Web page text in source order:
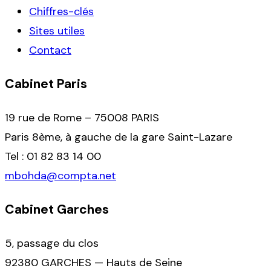
Chiffres-clés
Sites utiles
Contact
Cabinet Paris
19 rue de Rome – 75008 PARIS
Paris 8ème, à gauche de la gare Saint-Lazare
Tel : 01 82 83 14 00
mbohda@compta.net
Cabinet Garches
5, passage du clos
92380 GARCHES — Hauts de Seine